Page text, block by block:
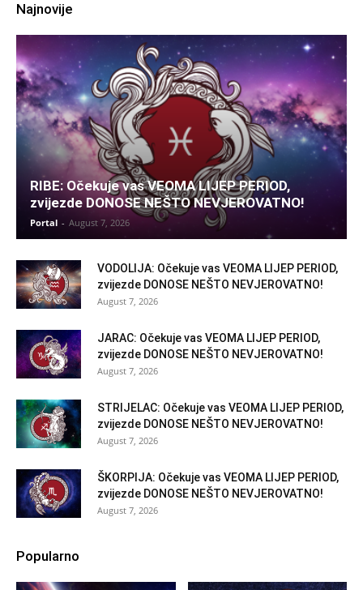
Najnovije
RIBE: Očekuje vas VEOMA LIJEP PERIOD,
zvijezde DONOSE NEŠTO NEVJEROVATNO!
Portal - August 7, 2026
VODOLIJA: Očekuje vas VEOMA LIJEP PERIOD,
zvijezde DONOSE NEŠTO NEVJEROVATNO!
August 7, 2026
JARAC: Očekuje vas VEOMA LIJEP PERIOD,
zvijezde DONOSE NEŠTO NEVJEROVATNO!
August 7, 2026
STRIJELAC: Očekuje vas VEOMA LIJEP PERIOD,
zvijezde DONOSE NEŠTO NEVJEROVATNO!
August 7, 2026
ŠKORPIJA: Očekuje vas VEOMA LIJEP PERIOD,
zvijezde DONOSE NEŠTO NEVJEROVATNO!
August 7, 2026
Popularno